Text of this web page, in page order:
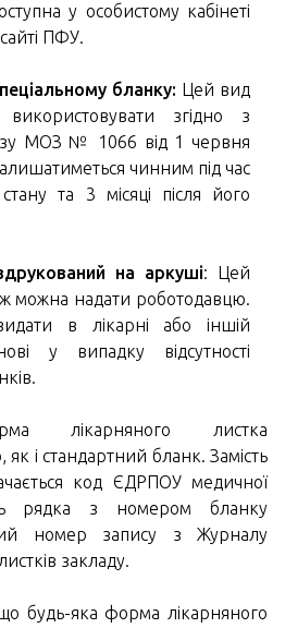
у особистому кабінеті
ПФУ.
бланку: Цей вид
згідно з
МОЗ № 1066 від 1 червня
чинним під час
та 3 місяці після його
на аркуші: Цей
можна надати роботодавцю.
в лікарні або іншій
у випадку відсутності
лікарняного листка
як і стандартний бланк. Замість
код ЄДРПОУ медичної
рядка з номером бланку
номер запису з Журналу
закладу.
будь-яка форма лікарняного